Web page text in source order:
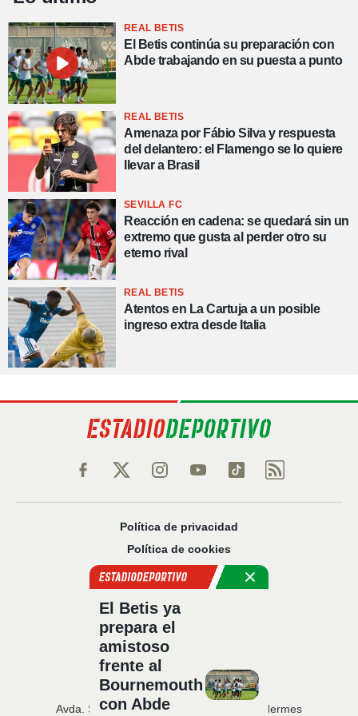
REAL BETIS
El Betis continúa su preparación con
Abde trabajando en su puesta a punto
REAL BETIS
Amenaza por Fábio Silva y respuesta
del delantero: el Flamengo se lo quiere
llevar a Brasil
SEVILLA FC
Reacción en cadena: se quedará sin un
extremo que gusta al perder otro su
eterno rival
REAL BETIS
Atentos en La Cartuja a un posible
ingreso extra desde Italia
Política de privacidad
Política de cookies
Política Comercial
Configuración de privacidad
Sobre nosotros
Código Ético
Avda. San Francisco Javier, 22 · Edificio Hermes
El Betis ya
prepara el
amistoso
frente al
Bournemouth
con Abde